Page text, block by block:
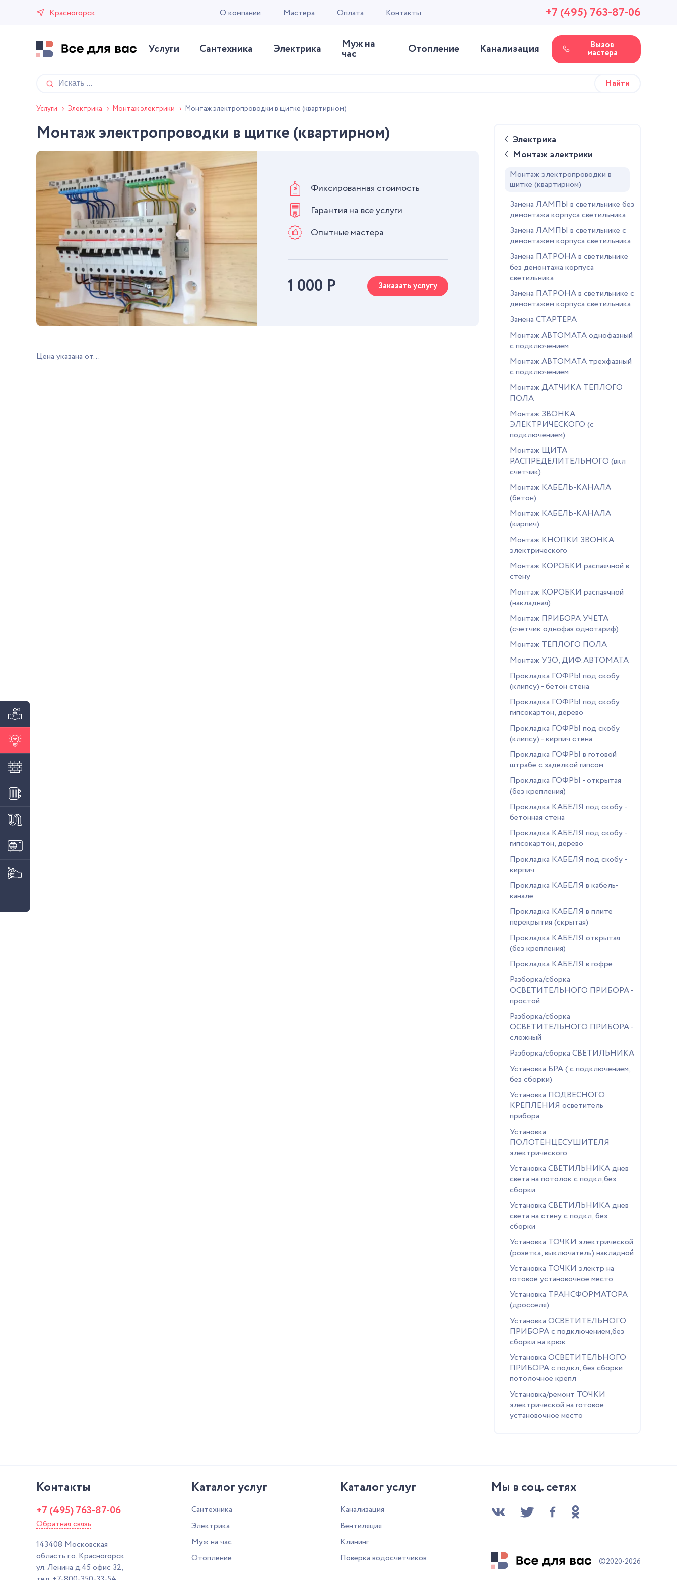
Красногорск О компании Мастера Оплата Контакты +7 (495) 763-87-06
Услуги Сантехника Электрика Муж на
час Отопление Канализация Вызов
мастера
Услуги › Электрика › Монтаж электрики › Монтаж электропроводки в щитке (квартирном)
Монтаж электропроводки в щитке (квартирном)
Фиксированная стоимость
Гарантия на все услуги
Опытные мастера
1 000 Р Заказать услугу
Цена указана от...
Электрика
Монтаж электрики
Монтаж электропроводки в
щитке (квартирном)
Замена ЛАМПЫ в светильнике без
демонтажа корпуса светильника
Замена ЛАМПЫ в светильнике с
демонтажем корпуса светильника
Замена ПАТРОНА в светильнике
без демонтажа корпуса
светильника
Замена ПАТРОНА в светильнике с
демонтажем корпуса светильника
Замена СТАРТЕРА
Монтаж АВТОМАТА однофазный
с подключением
Монтаж АВТОМАТА трехфазный
с подключением
Монтаж ДАТЧИКА ТЕПЛОГО
ПОЛА
Монтаж ЗВОНКА
ЭЛЕКТРИЧЕСКОГО (с
подключением)
Монтаж ЩИТА
РАСПРЕДЕЛИТЕЛЬНОГО (вкл
счетчик)
Монтаж КАБЕЛЬ-КАНАЛА
(бетон)
Монтаж КАБЕЛЬ-КАНАЛА
(кирпич)
Монтаж КНОПКИ ЗВОНКА
электрического
Монтаж КОРОБКИ распаячной в
стену
Монтаж КОРОБКИ распаячной
(накладная)
Монтаж ПРИБОРА УЧЕТА
(счетчик однофаз однотариф)
Монтаж ТЕПЛОГО ПОЛА
Монтаж УЗО, ДИФ.АВТОМАТА
Прокладка ГОФРЫ под скобу
(клипсу) - бетон стена
Прокладка ГОФРЫ под скобу
гипсокартон, дерево
Прокладка ГОФРЫ под скобу
(клипсу) - кирпич стена
Прокладка ГОФРЫ в готовой
штрабе с заделкой гипсом
Прокладка ГОФРЫ - открытая
(без крепления)
Прокладка КАБЕЛЯ под скобу -
бетонная стена
Прокладка КАБЕЛЯ под скобу -
гипсокартон, дерево
Прокладка КАБЕЛЯ под скобу -
кирпич
Прокладка КАБЕЛЯ в кабель-
канале
Прокладка КАБЕЛЯ в плите
перекрытия (скрытая)
Прокладка КАБЕЛЯ открытая
(без крепления)
Прокладка КАБЕЛЯ в гофре
Разборка/сборка
ОСВЕТИТЕЛЬНОГО ПРИБОРА -
простой
Разборка/сборка
ОСВЕТИТЕЛЬНОГО ПРИБОРА -
сложный
Разборка/сборка СВЕТИЛЬНИКА
Установка БРА ( с подключением,
без сборки)
Установка ПОДВЕСНОГО
КРЕПЛЕНИЯ осветитель
прибора
Установка
ПОЛОТЕНЦЕСУШИТЕЛЯ
электрического
Установка СВЕТИЛЬНИКА днев
света на потолок с подкл,без
сборки
Установка СВЕТИЛЬНИКА днев
света на стену с подкл, без
сборки
Установка ТОЧКИ электрической
(розетка, выключатель) накладной
Установка ТОЧКИ электр на
готовое установочное место
Установка ТРАНСФОРМАТОРА
(дросселя)
Установка ОСВЕТИТЕЛЬНОГО
ПРИБОРА с подключением,без
сборки на крюк
Установка ОСВЕТИТЕЛЬНОГО
ПРИБОРА с подкл, без сборки
потолочное крепл
Установка/ремонт ТОЧКИ
электрической на готовое
установочное место
Контакты
+7 (495) 763-87-06
Обратная связь
143408 Московская
область г.о. Красногорск
ул. Ленина д.45 офис 32,
Каталог услуг
Сантехника
Электрика
Муж на час
Отопление
Каталог услуг
Канализация
Вентиляция
Клининг
Поверка водосчетчиков
Мы в соц. сетях
©2020-2026